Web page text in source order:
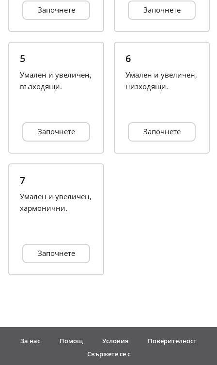
हिन्दी
Italiano
日本語
Português
Русский
Svenska
Започнете Започнете
5
Умален и увеличен,
възходящи.
Започнете
6
Умален и увеличен,
низходящи.
Започнете
7
Умален и увеличен,
хармонични.
Започнете
За нас Помощ Условия
Поверителност
Свържете се с